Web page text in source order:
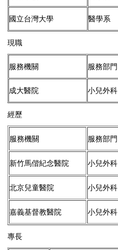
國立台灣大學 醫學系
現職
服務機關 服務部門
成大醫院 小兒外科
經歷
服務機關 服務部門
新竹馬偕紀念醫院 小兒外科
北京兒童醫院 小兒外科
嘉義基督教醫院 小兒外科
專長